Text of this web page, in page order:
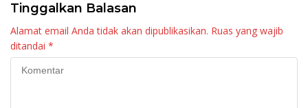
Tinggalkan Balasan
Alamat email Anda tidak akan dipublikasikan. Ruas yang wajib
ditandai *